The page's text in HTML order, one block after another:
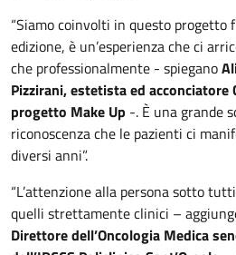
“Siamo coinvolti in questo progetto
edizione, è un’esperienza che ci
che professionalmente - spiegano
Pizzirani, estetista ed
progetto Make Up -. È una grande
riconoscenza che le pazienti ci
diversi anni”.
“L’attenzione alla persona sotto
quelli strettamente clinici –
Direttore dell’Oncologia Medica